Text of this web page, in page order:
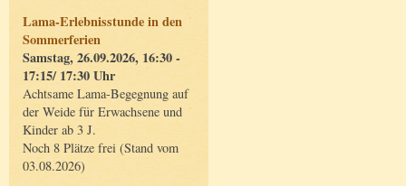
Lama-Erlebnisstunde in den
Sommerferien
Samstag, 26.09.2026, 16:30 -
17:15/ 17:30 Uhr
Achtsame Lama-Begegnung auf
der Weide für Erwachsene und
Kinder ab 3 J.
Noch 8 Plätze frei (Stand vom
03.08.2026)